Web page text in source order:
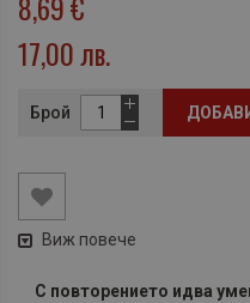
17,00 лв.
Брой
Виж повече
С повторението идва